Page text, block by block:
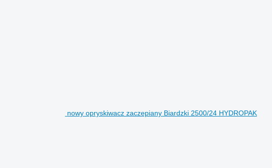
nowy opryskiwacz zaczepiany Biardzki 2500/24 HYDROPAK